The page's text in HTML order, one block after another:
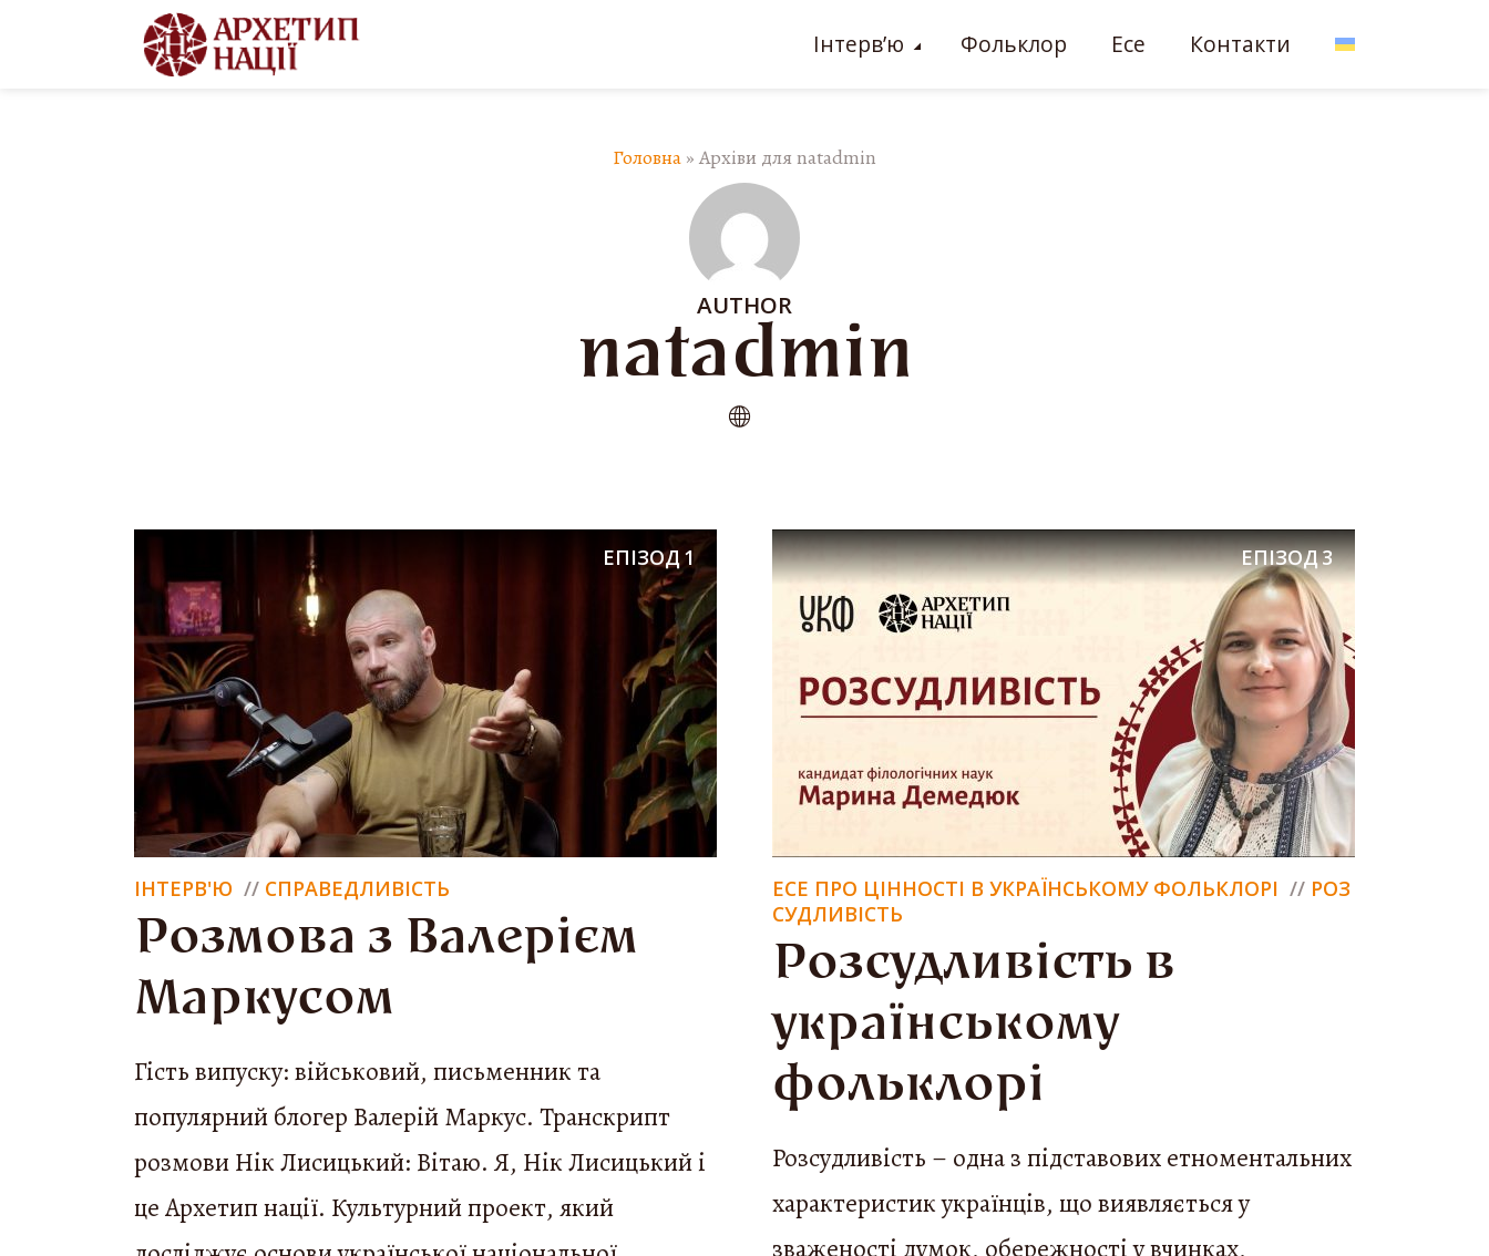
Інтерв’ю Фольклор Есе Контакти
Головна » Архіви для natadmin
AUTHOR
natadmin
ЕПІЗОД1
ІНТЕРВ'Ю СПРАВЕДЛИВІСТЬ
Розмова з Валерієм
Маркусом
Гість випуску: військовий, письменник та
популярний блогер Валерій Маркус. Транскрипт
розмови Нік Лисицький: Вітаю. Я, Нік Лисицький і
це Архетип нації. Культурний проект, який
ЕПІЗОД3
ЕСЕ ПРО ЦІННОСТІ В УКРАЇНСЬКОМУ ФОЛЬКЛОРІ
РОЗ
СУДЛИВІСТЬ
Розсудливість в
українському
фольклорі
Розсудливість – одна з підставових етноментальних
характеристик українців, що виявляється у
зваженості думок, обережності у вчинках,